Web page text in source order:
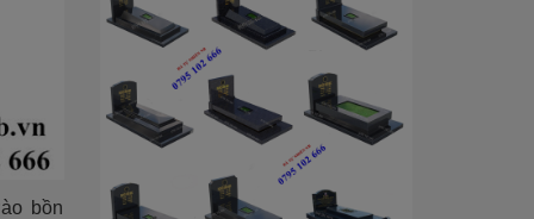
Biển hiệu đá khối đang ngày càng được
nhiều công ty, khu đô thị mới, resort cao
cấp lựa chọn nhờ vẻ đẹp sang trọng, bề
thế cùng độ bền vượt trội. Không chỉ là
hạng mục nhận diện thương hiệu, nó
còn...
bồn